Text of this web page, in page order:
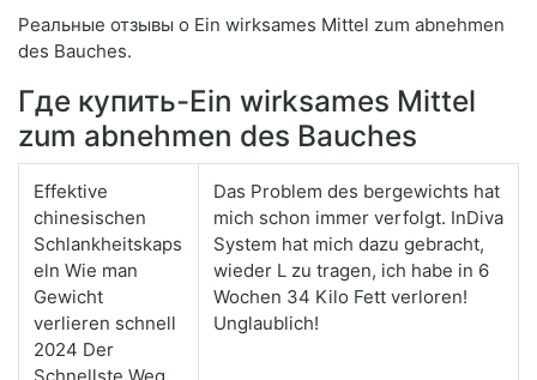
Реальные отзывы о Ein wirksames Mittel zum abnehmen
des Bauches.
Где купить-Ein wirksames Mittel
zum abnehmen des Bauches
Effektive
chinesischen
Schlankheitskaps
eln Wie man
Gewicht
verlieren schnell
2024 Der
Das Problem des bergewichts hat
mich schon immer verfolgt. InDiva
System hat mich dazu gebracht,
wieder L zu tragen, ich habe in 6
Wochen 34 Kilo Fett verloren!
Unglaublich!